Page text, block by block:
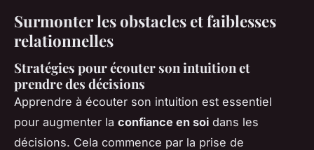
Surmonter les obstacles et faiblesses
relationnelles
Stratégies pour écouter son intuition et
prendre des décisions
Apprendre à écouter son intuition est essentiel
pour augmenter la confiance en soi dans les
décisions. Cela commence par la prise de